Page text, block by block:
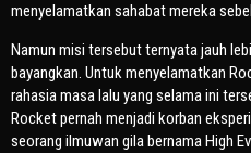
menyelamatkan sahabat mereka
Namun misi tersebut ternyata jauh
bayangkan. Untuk menyelamatkan
rahasia masa lalu yang selama ini
Rocket pernah menjadi korban
seorang ilmuwan gila bernama High